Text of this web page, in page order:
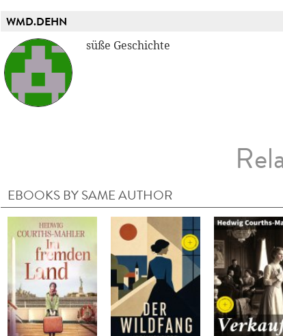
WMD.DEHN
süße Geschichte
EBOOKS BY SAME AUTHOR